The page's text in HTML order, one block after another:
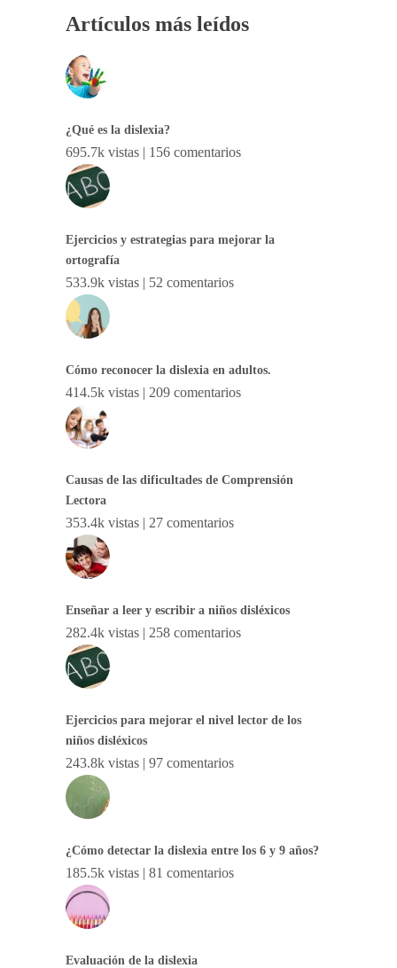
Artículos más leídos
¿Qué es la dislexia?
695.7k vistas | 156 comentarios
Ejercicios y estrategias para mejorar la
ortografía
533.9k vistas | 52 comentarios
Cómo reconocer la dislexia en adultos.
414.5k vistas | 209 comentarios
Causas de las dificultades de Comprensión
Lectora
353.4k vistas | 27 comentarios
Enseñar a leer y escribir a niños disléxicos
282.4k vistas | 258 comentarios
Ejercicios para mejorar el nivel lector de los
niños disléxicos
243.8k vistas | 97 comentarios
¿Cómo detectar la dislexia entre los 6 y 9 años?
185.5k vistas | 81 comentarios
Evaluación de la dislexia